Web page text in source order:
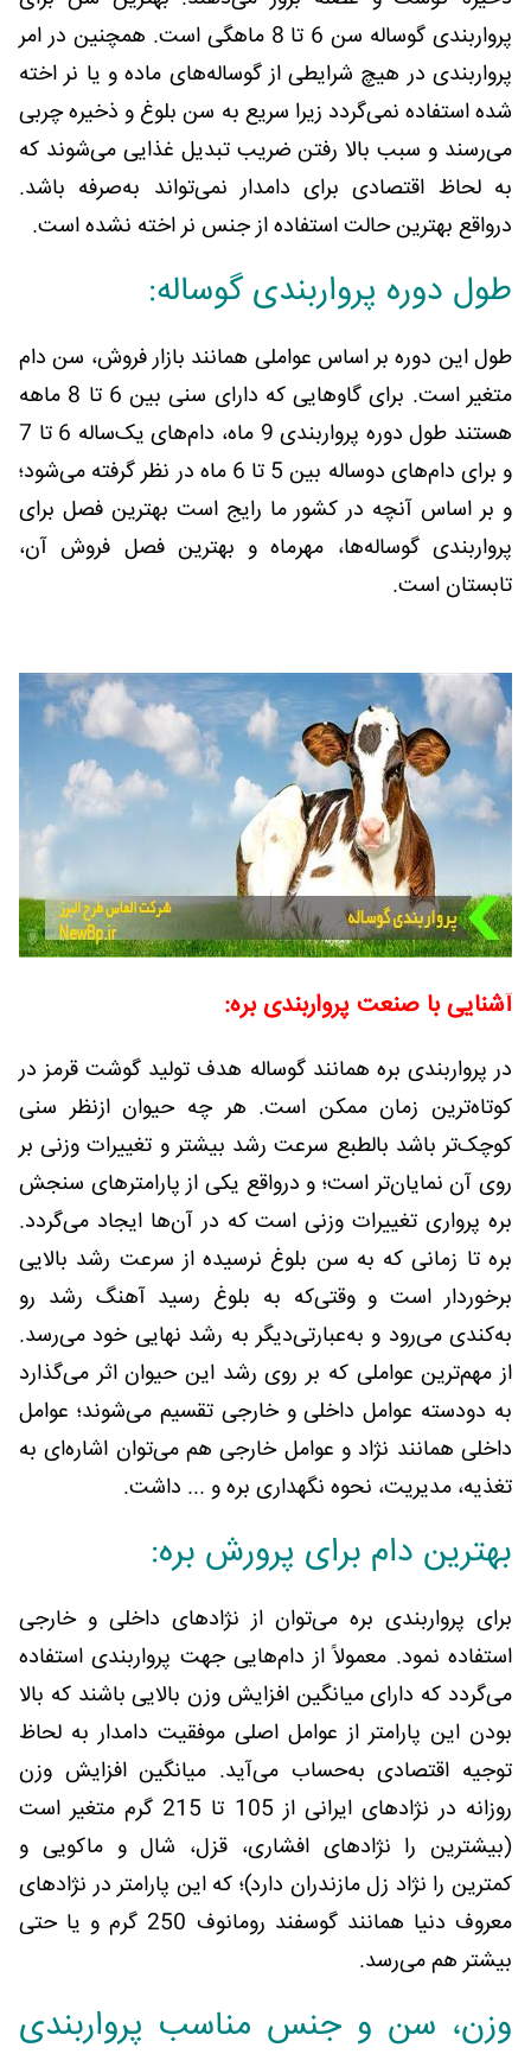
پرواربندی گوساله سن 6 تا 8 ماهگی است. همچنین در امر
پرواربندی در هیچ شرایطی از گوساله‌های ماده و یا نر اخته
شده استفاده نمی‌گردد زیرا سریع به سن بلوغ و ذخیره چربی
می‌رسند و سبب بالا رفتن ضریب تبدیل غذایی می‌شوند که
به لحاظ اقتصادی برای دامدار نمی‌تواند به‌صرفه باشد.
درواقع بهترین حالت استفاده از جنس نر اخته نشده است.
طول دوره پرواربندی گوساله:
طول این دوره بر اساس عواملی همانند بازار فروش، سن دام
متغیر است. برای گاوهایی که دارای سنی بین 6 تا 8 ماهه
هستند طول دوره پرواربندی 9 ماه، دام‌های یک‌ساله 6 تا 7
و برای دام‌های دوساله بین 5 تا 6 ماه در نظر گرفته می‌شود؛
و بر اساس آنچه در کشور ما رایج است بهترین فصل برای
پرواربندی گوساله‌ها، مهرماه و بهترین فصل فروش آن،
تابستان است.
آشنایی با صنعت پرواربندی بره:
در پرواربندی بره همانند گوساله هدف تولید گوشت قرمز در
کوتاه‌ترین زمان ممکن است. هر چه حیوان ازنظر سنی
کوچک‌تر باشد بالطبع سرعت رشد بیشتر و تغییرات وزنی بر
روی آن نمایان‌تر است؛ و درواقع یکی از پارامترهای سنجش
بره پرواری تغییرات وزنی است که در آن‌ها ایجاد می‌گردد.
بره تا زمانی که به سن بلوغ نرسیده از سرعت رشد بالایی
برخوردار است و وقتی‌که به بلوغ رسید آهنگ رشد رو
به‌کندی می‌رود و به‌عبارتی‌دیگر به رشد نهایی خود می‌رسد.
از مهم‌ترین عواملی که بر روی رشد این حیوان اثر می‌گذارد
به دودسته عوامل داخلی و خارجی تقسیم می‌شوند؛ عوامل
داخلی همانند نژاد و عوامل خارجی هم می‌توان اشاره‌ای به
تغذیه، مدیریت، نحوه نگهداری بره و ... داشت.
بهترین دام برای پرورش بره:
برای پرواربندی بره می‌توان از نژادهای داخلی و خارجی
استفاده نمود. معمولاً از دام‌هایی جهت پرواربندی استفاده
می‌گردد که دارای میانگین افزایش وزن بالایی باشند که بالا
بودن این پارامتر از عوامل اصلی موفقیت دامدار به لحاظ
توجیه اقتصادی به‌حساب می‌آید. میانگین افزایش وزن
روزانه در نژادهای ایرانی از 105 تا 215 گرم متغیر است
(بیشترین را نژادهای افشاری، قزل، شال و ماکویی و
کمترین را نژاد زل مازندران دارد)؛ که این پارامتر در نژادهای
معروف دنیا همانند گوسفند رومانوف 250 گرم و یا حتی
بیشتر هم می‌رسد.
وزن، سن و جنس مناسب پرواربندی